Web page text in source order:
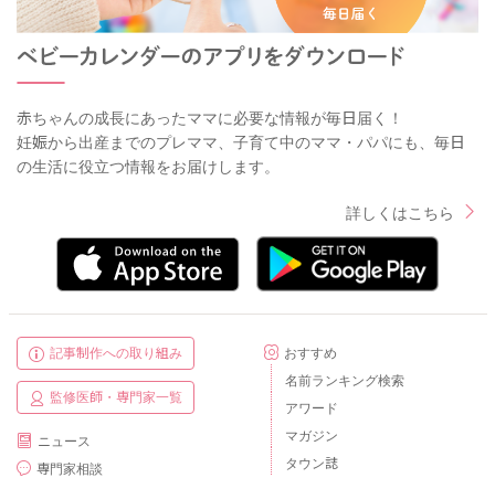
赤ちゃんの成長にあったママに必要な情報が毎日届く！
妊娠から出産までのプレママ、子育て中のママ・パパにも、毎日
の生活に役立つ情報をお届けします。
詳しくはこちら
記事制作への取り組み
監修医師・専門家一覧
ニュース
専門家相談
おすすめ
名前ランキング検索
アワード
マガジン
タウン誌